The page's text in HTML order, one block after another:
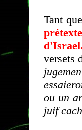
Tant
versets
ou un
juif